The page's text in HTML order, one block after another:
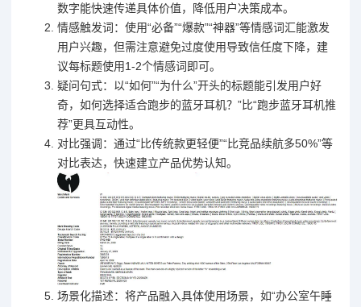
数字能快速传递具体价值，降低用户决策成本。
情感触发词：使用“必备”“爆款”“神器”等情感词汇能激发
用户兴趣，但需注意避免过度使用导致信任度下降，建
议每标题使用1-2个情感词即可。
疑问句式：以“如何”“为什么”开头的标题能引发用户好
奇，如何选择适合跑步的蓝牙耳机？”比“跑步蓝牙耳机推
荐”更具互动性。
对比强调：通过“比传统款更轻便”“比竞品续航多50%”等
对比表达，快速建立产品优势认知。
场景化描述：将产品融入具体使用场景，如“办公室午睡